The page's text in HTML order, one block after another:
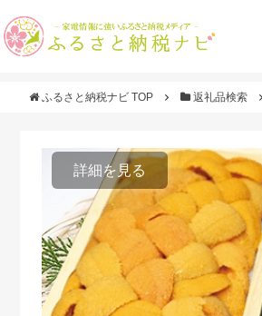
ふるさと納税ナビ TOP 返礼品検索
詳細を見る